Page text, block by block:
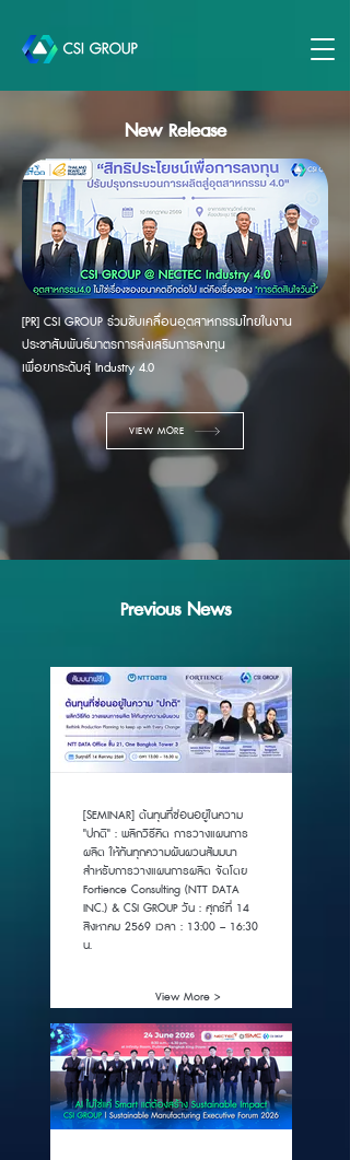
New Release
[PR] CSI GROUP ร่วมขับเคลื่อนอุตสาหกรรมไทยในงาน
ประชาสัมพันธ์มาตรการส่งเสริมการลงทุน
เพื่อยกระดับสู่ Industry 4.0
VIEW MORE
Previous News
[SEMINAR] ต้นทุนที่ซ่อนอยู่ในความ
"ปกติ" : พลิกวิธีคิด การวางแผนการ
ผลิต ให้ทันทุกความผันผวนสัมมนา
สำหรับการวางแผนการผลิต จัดโดย
Fortience Consulting (NTT DATA
INC.) & CSI GROUP วัน : ศุกร์ที่ 14
สิงหาคม 2569 เวลา : 13:00 – 16:30
น.
View More >